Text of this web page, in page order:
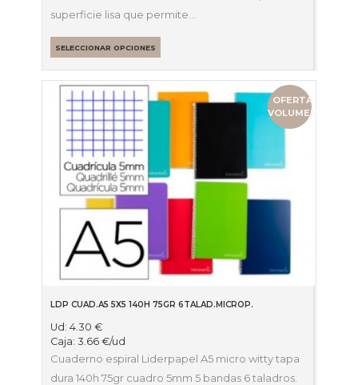
superficie lisa que permite…
SELECCIONAR OPCIONES
OFERTA
VOLUMEN
LDP CUAD.A5 5X5 140H 75GR 6TALAD.MICROP.
Ud:4.30€
Caja:3.66€/ud
Cuaderno espiral Liderpapel A5 micro witty tapa
dura 140h 75gr cuadro 5mm 5 bandas 6 taladros.